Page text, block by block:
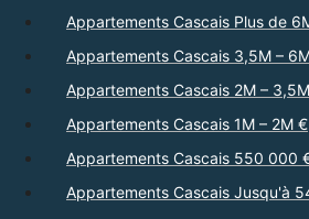
Appartements Cascais Plus de
Appartements Cascais 3,5M –
Appartements Cascais 2M –
Appartements Cascais 1M – 2M €
Appartements Cascais 550 000
Appartements Cascais Jusqu'à